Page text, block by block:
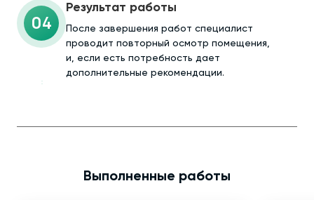
04
Результат работы
После завершения работ специалист
проводит повторный осмотр помещения,
и, если есть потребность дает
дополнительные рекомендации.
Выполненные работы